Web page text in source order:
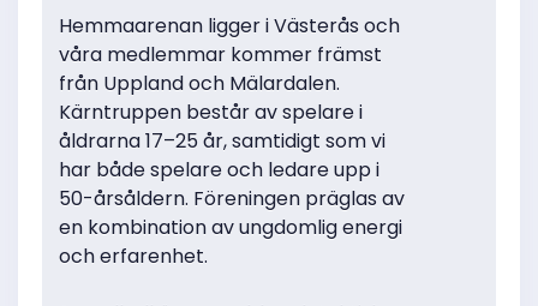
Hemmaarenan ligger i Västerås och
våra medlemmar kommer främst
från Uppland och Mälardalen.
Kärntruppen består av spelare i
åldrarna 17–25 år, samtidigt som vi
har både spelare och ledare upp i
50-årsåldern. Föreningen präglas av
en kombination av ungdomlig energi
och erfarenhet.